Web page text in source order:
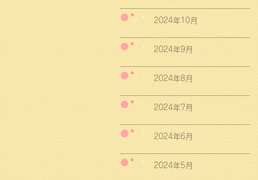
2024年10月
2024年9月
2024年8月
2024年7月
2024年6月
2024年5月